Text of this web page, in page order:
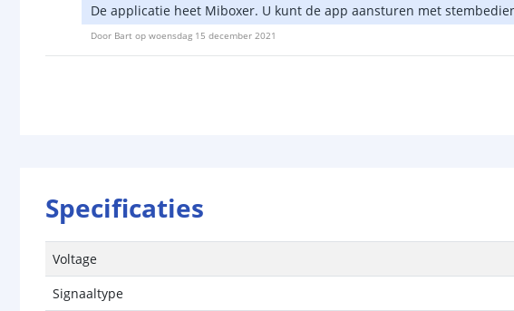
De applicatie heet Miboxer. U kunt de app aansturen met
Door Bart op woensdag 15 december 2021
Specificaties
Voltage
Signaaltype